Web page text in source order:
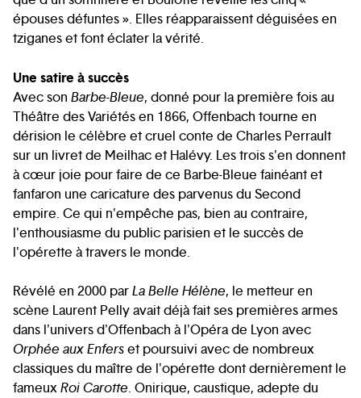
épouses défuntes ». Elles réapparaissent déguisées en
tziganes et font éclater la vérité.
Une satire à succès
Avec son Barbe-Bleue, donné pour la première fois au
Théâtre des Variétés en 1866, Offenbach tourne en
dérision le célèbre et cruel conte de Charles Perrault
sur un livret de Meilhac et Halévy. Les trois s'en donnent
à cœur joie pour faire de ce Barbe-Bleue fainéant et
fanfaron une caricature des parvenus du Second
empire. Ce qui n'empêche pas, bien au contraire,
l'enthousiasme du public parisien et le succès de
l'opérette à travers le monde.
Révélé en 2000 parLa Belle Hélène, le metteur en
scène Laurent Pelly avait déjà fait ses premières armes
dans l'univers d'Offenbach à l'Opéra de Lyon avec
Orphée aux Enferset poursuivi avec de nombreux
classiques du maître de l'opérette dont dernièrement le
fameuxRoi Carotte. Onirique, caustique, adepte du